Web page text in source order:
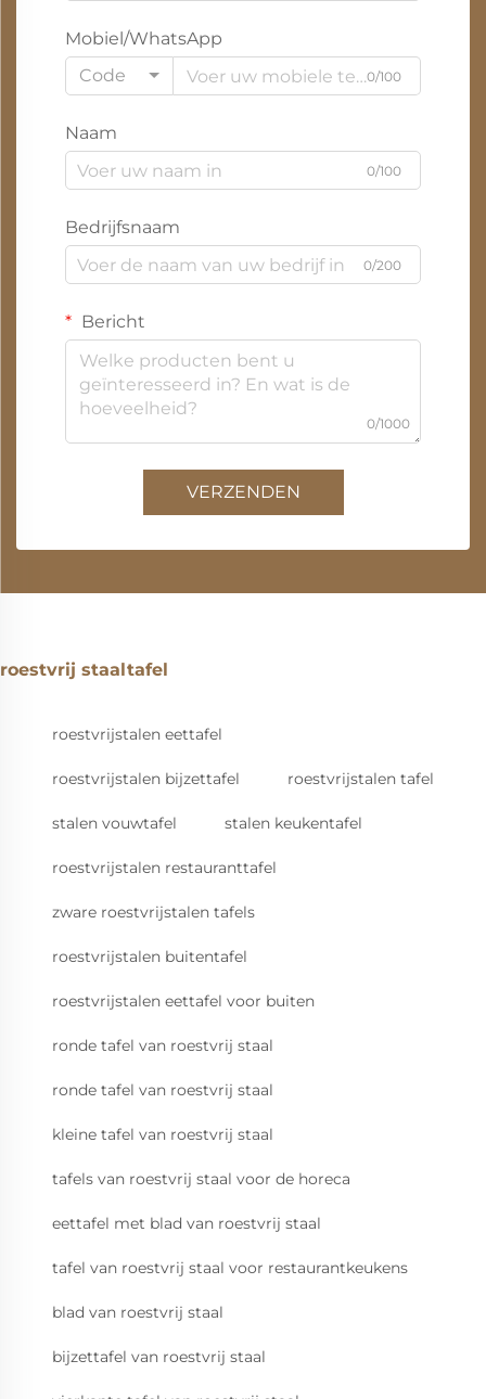
Mobiel/WhatsApp
Code
0/100
Naam
0/100
Bedrijfsnaam
0/200
Bericht
0/1000
VERZENDEN
roestvrij staaltafel
roestvrijstalen eettafel
roestvrijstalen bijzettafel roestvrijstalen tafel
stalen vouwtafel stalen keukentafel
roestvrijstalen restauranttafel
zware roestvrijstalen tafels
roestvrijstalen buitentafel
roestvrijstalen eettafel voor buiten
ronde tafel van roestvrij staal
ronde tafel van roestvrij staal
kleine tafel van roestvrij staal
tafels van roestvrij staal voor de horeca
eettafel met blad van roestvrij staal
tafel van roestvrij staal voor restaurantkeukens
blad van roestvrij staal
bijzettafel van roestvrij staal